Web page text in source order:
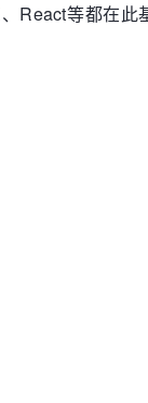
React等都在此